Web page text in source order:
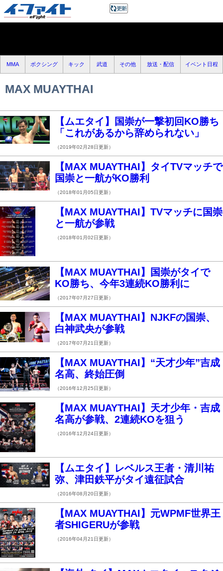
MMA ボクシング キック 武道 その他 放送・配信 イベント日程
MAX MUAYTHAI
【ムエタイ】国崇が一撃初回KO勝ち
「これがあるから辞められない」
（2019年02月28日更新）
【MAX MUAYTHAI】タイTVマッチで
国崇と一航がKO勝利
（2018年01月05日更新）
【MAX MUAYTHAI】TVマッチに国崇
と一航が参戦
（2018年01月02日更新）
【MAX MUAYTHAI】国崇がタイで
KO勝ち、今年3連続KO勝利に
（2017年07月27日更新）
【MAX MUAYTHAI】NJKFの国崇、
白神武央が参戦
（2017年07月21日更新）
【MAX MUAYTHAI】“天才少年”吉成
名高、終始圧倒
（2016年12月25日更新）
【MAX MUAYTHAI】天才少年・吉成
名高が参戦、2連続KOを狙う
（2016年12月24日更新）
【ムエタイ】レベルス王者・清川祐
弥、津田鉄平がタイ遠征試合
（2016年08月20日更新）
【MAX MUAYTHAI】元WPMF世界王
者SHIGERUが参戦
（2016年04月21日更新）